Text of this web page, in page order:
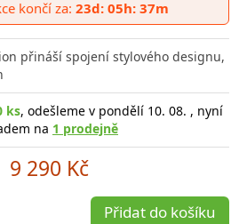
končí za: 23d: 05h: 37m
přináší spojení stylového designu,
ks, odešleme v pondělí 10. 08. , nyní
na 1 prodejně
9 290 Kč
Přidat do košíku